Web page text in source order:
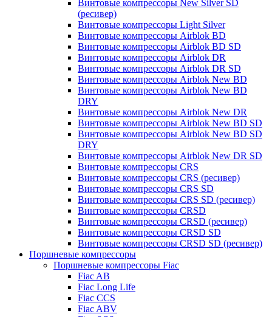
Винтовые компрессоры New Silver SD
(ресивер)
Винтовые компрессоры Light Silver
Винтовые компрессоры Airblok BD
Винтовые компрессоры Airblok BD SD
Винтовые компрессоры Airblok DR
Винтовые компрессоры Airblok DR SD
Винтовые компрессоры Airblok New BD
Винтовые компрессоры Airblok New BD
DRY
Винтовые компрессоры Airblok New DR
Винтовые компрессоры Airblok New BD SD
Винтовые компрессоры Airblok New BD SD
DRY
Винтовые компрессоры Airblok New DR SD
Винтовые компрессоры CRS
Винтовые компрессоры CRS (ресивер)
Винтовые компрессоры CRS SD
Винтовые компрессоры CRS SD (ресивер)
Винтовые компрессоры CRSD
Винтовые компрессоры CRSD (ресивер)
Винтовые компрессоры CRSD SD
Винтовые компрессоры CRSD SD (ресивер)
Поршневые компрессоры
Поршневые компрессоры Fiac
Fiac AB
Fiac Long Life
Fiac CCS
Fiac ABV